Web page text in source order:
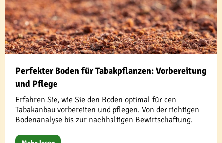
Perfekter Boden für Tabakpflanzen: Vorbereitung
und Pflege
Erfahren Sie, wie Sie den Boden optimal für den
Tabakanbau vorbereiten und pflegen. Von der richtigen
Bodenanalyse bis zur nachhaltigen Bewirtschaftung.